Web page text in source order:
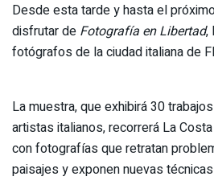
Desde esta tarde y hasta el
disfrutar de Fotografía en Libertad,
fotógrafos de la ciudad italiana de
La muestra, que exhibirá 30
artistas italianos, recorrerá La
con fotografías que retratan
paisajes y exponen nuevas